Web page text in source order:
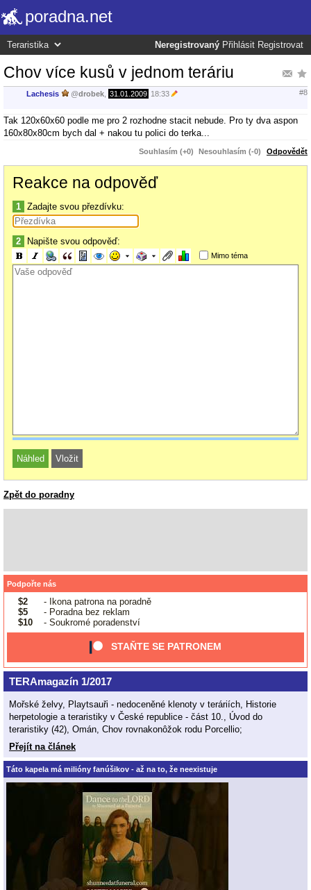
poradna.net
Neregistrovaný Přihlásit Registrovat
Chov více kusů v jednom teráriu
Lachesis @drobek 31.01.2009 18:33 #8
Tak 120x60x60 podle me pro 2 rozhodne stacit nebude. Pro ty dva aspon
160x80x80cm bych dal + nakou tu polici do terka...
Souhlasím (+0) Nesouhlasím (-0) Odpovědět
Reakce na odpověď
1 Zadajte svou přezdívku:
2 Napište svou odpověď:
Mimo téma
Zpět do poradny
Podpořte nás
$2
- Ikona patrona na poradně
$5
- Poradna bez reklam
$10
- Soukromé poradenství
STAŇTE SE PATRONEM
TERAmagazín 1/2017
Mořské želvy, Playtsauři - nedoceněné klenoty v teráriích, Historie
herpetologie a teraristiky v České republice - část 10., Úvod do
teraristiky (42), Omán, Chov rovnakonôžok rodu Porcellio;
Přejít na článek
Táto kapela má milióny fanúšikov - až na to, že neexistuje